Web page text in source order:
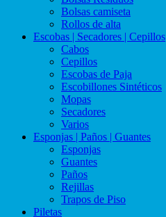
Bolsas camiseta
Rollos de alta
Escobas | Secadores | Cepillos
Cabos
Cepillos
Escobas de Paja
Escobillones Sintéticos
Mopas
Secadores
Varios
Esponjas | Paños | Guantes
Esponjas
Guantes
Paños
Rejillas
Trapos de Piso
Piletas